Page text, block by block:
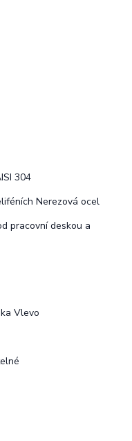
304
Nerezová ocel
pracovní deskou a
Vlevo